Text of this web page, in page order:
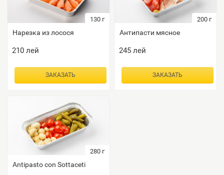
130 г
Нарезка из лосося
210лей
ЗАКАЗАТЬ
200 г
Антипасти мясное
245лей
ЗАКАЗАТЬ
280 г
Antipasto con Sottaceti